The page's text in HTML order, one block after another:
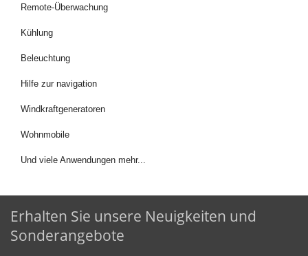
Remote-Überwachung
Kühlung
Beleuchtung
Hilfe zur navigation
Windkraftgeneratoren
Wohnmobile
Und viele Anwendungen mehr...
Erhalten Sie unsere Neuigkeiten und
Sonderangebote